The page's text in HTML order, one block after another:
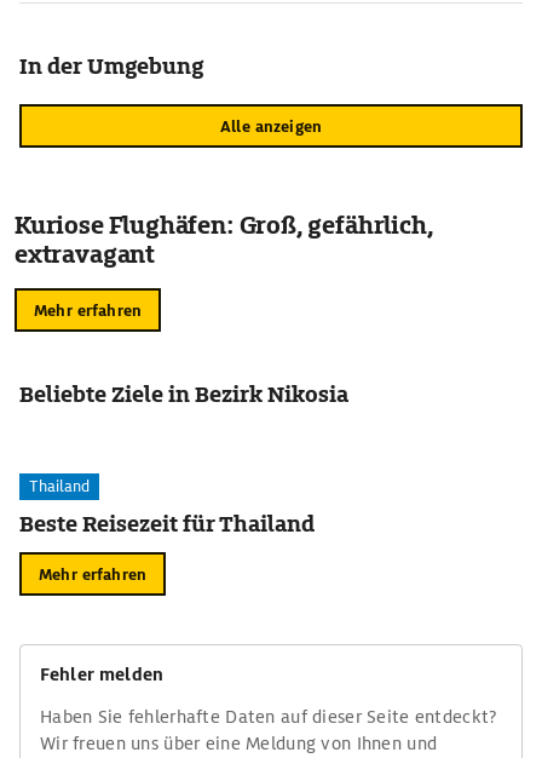
In der Umgebung
Alle anzeigen
Kuriose Flughäfen: Groß, gefährlich,
extravagant
Mehr erfahren
Beliebte Ziele in Bezirk Nikosia
Thailand
Beste Reisezeit für Thailand
Mehr erfahren
Fehler melden
Haben Sie fehlerhafte Daten auf dieser Seite entdeckt?
Wir freuen uns über eine Meldung von Ihnen und